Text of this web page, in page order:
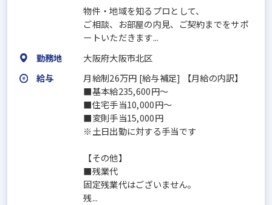
物件・地域を知るプロとして、
ご相談、お部屋の内見、ご契約までをサポ
ートいただきます...
勤務地
大阪府大阪市北区
給与
月給制26万円 [給与補足] 【月給の内訳】
■基本給235,600円～
■住宅手当10,000円～
■変則手当15,000円
※土日出勤に対する手当です
【その他】
■残業代
固定残業代はございません。
残...